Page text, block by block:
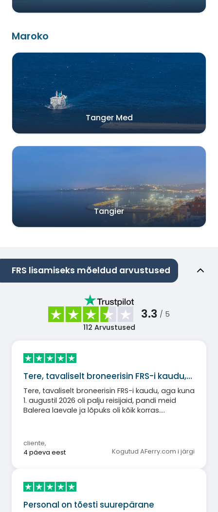
Maroko
Tanger Med
Tangier
FRS lisamiseks mõeldud arvustused
3.3 / 5
112 Arvustused
Tere, tavaliselt broneerisin FRS-i kaudu,…
Tere, tavaliselt broneerisin FRS-i kaudu, aga kuna
1. augustil 2026 oli palju reisijaid, pandi meid
Balerea laevale ja lõpuks oli kõik korras.
cliente,
4 päeva eest
Kogutud AFerry.com i järgi
Personal on tõesti suurepärane